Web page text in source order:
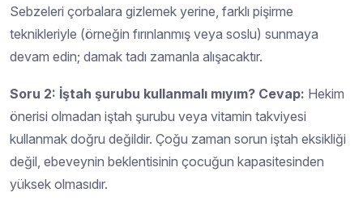
Sebzeleri çorbalara gizlemek yerine, farklı pişirme
teknikleriyle (örneğin fırınlanmış veya soslu) sunmaya
devam edin; damak tadı zamanla alışacaktır.
Soru 2: İştah şurubu kullanmalı mıyım? Cevap: Hekim
önerisi olmadan iştah şurubu veya vitamin takviyesi
kullanmak doğru değildir. Çoğu zaman sorun iştah eksikliği
değil, ebeveynin beklentisinin çocuğun kapasitesinden
yüksek olmasıdır.